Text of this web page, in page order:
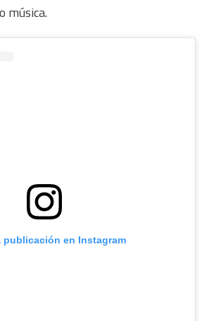
música.
publicación en Instagram